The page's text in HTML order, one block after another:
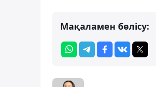
Мақаламен бөлісу: